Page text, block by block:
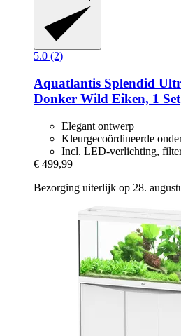
5.0 (2)
Aquatlantis Splendid
Donker Wild Eiken, 1 Set
Elegant ontwerp
Kleurgecoördineerde
Incl. LED-verlichting,
€ 499,99
Bezorging uiterlijk op 28.